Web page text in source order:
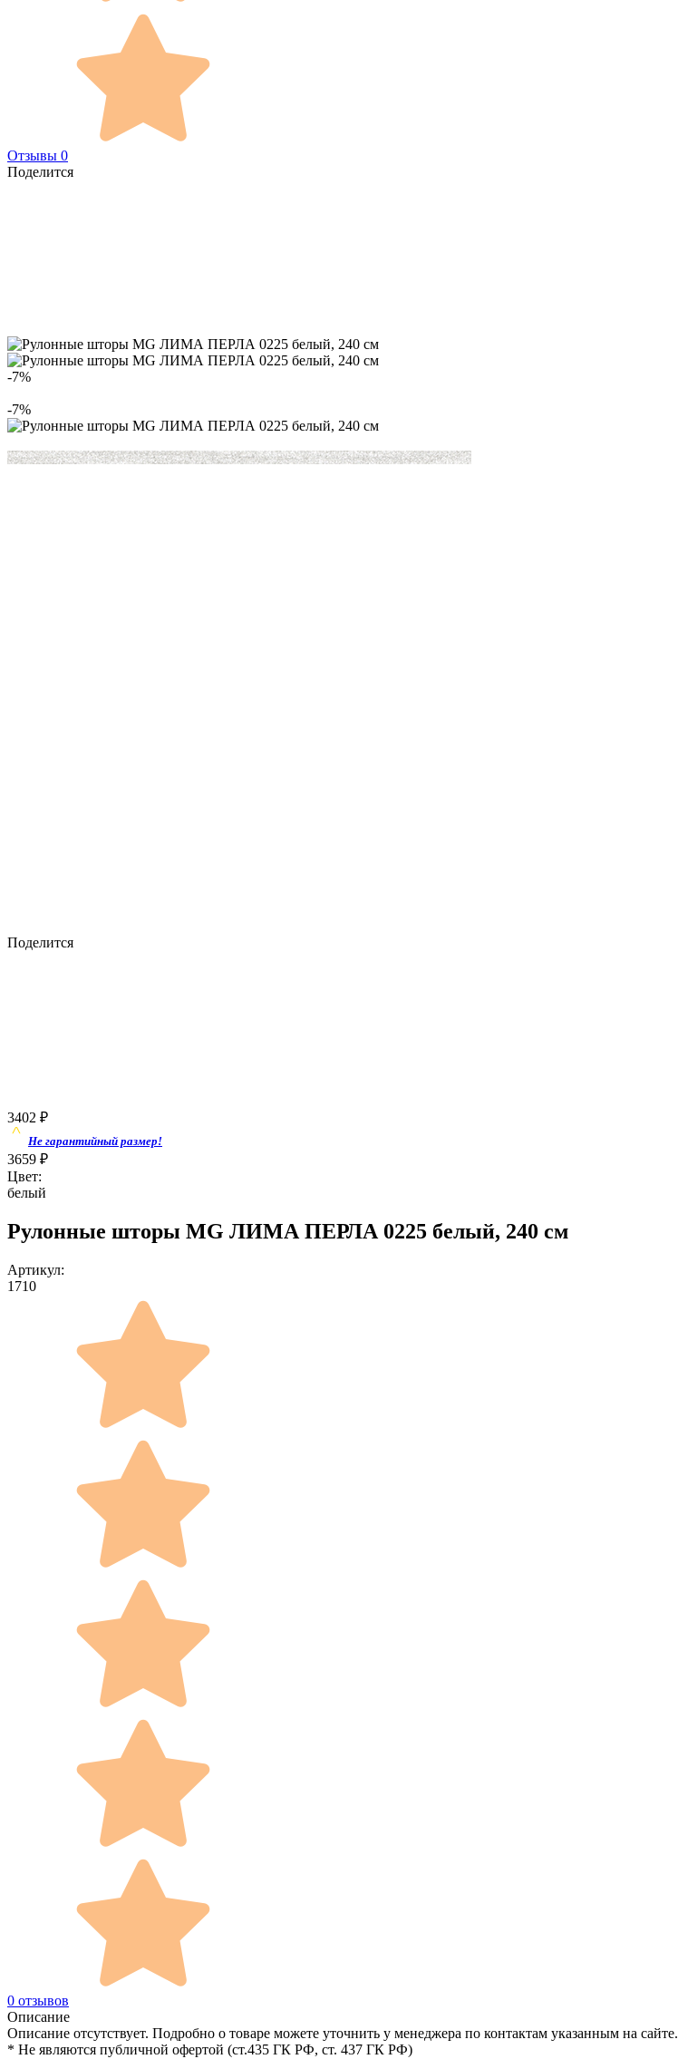
Отзывы 0
Поделится
-7%
-7%
Поделится
3402 ₽
Не гарантийный размер!
3659 ₽
Цвет:
белый
Рулонные шторы MG ЛИМА ПЕРЛА 0225 белый, 240 см
Артикул:
1710
0 отзывов
Описание
Описание отсутствует. Подробно о товаре можете уточнить у менеджера по контактам указанным на сайте.
* Не являются публичной офертой (ст.435 ГК РФ, cт. 437 ГК РФ)